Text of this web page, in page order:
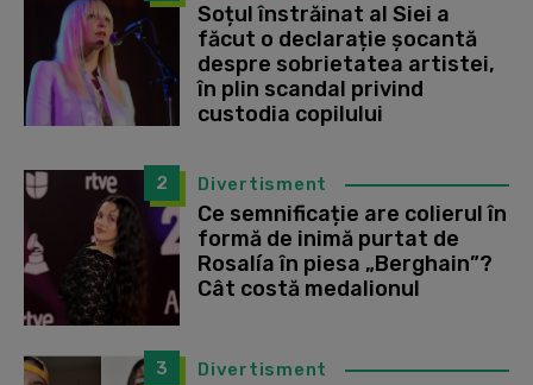
Soțul înstrăinat al Siei a
făcut o declarație șocantă
despre sobrietatea artistei,
în plin scandal privind
custodia copilului
2 Divertisment
Ce semnificație are colierul în
formă de inimă purtat de
Rosalía în piesa „Berghain”?
Cât costă medalionul
3 Divertisment